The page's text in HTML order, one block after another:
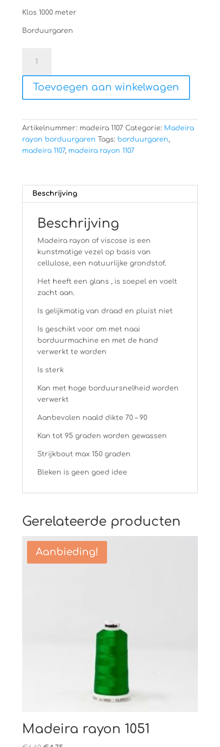
€6,60.
Klos 1000 meter
Borduurgaren
rayon
1107
aantal
Toevoegen aan winkelwagen
Artikelnummer: madeira 1107 Categorie: Madeira
rayon borduurgaren Tags: borduurgaren,
madeira 1107, madeira rayon 1107
Beschrijving
Beschrijving
Madeira rayon of viscose is een
kunstmatige vezel op basis van
cellulose, een natuurlijke grondstof.
Het heeft een glans , is soepel en voelt
zacht aan.
Is gelijkmatig van draad en pluist niet
Is geschikt voor om met naai
borduurmachine en met de hand
verwerkt te worden
Is sterk
Kan met hoge borduursnelheid worden
verwerkt
Aanbevolen naald dikte 70 – 90
Kan tot 95 graden worden gewassen
Strijkbout max 150 graden
Bleken is geen goed idee
Gerelateerde producten
Aanbieding!
Madeira rayon 1051